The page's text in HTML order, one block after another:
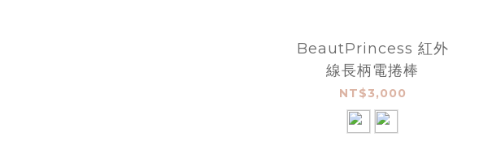
BeautPrincess 紅外
線長柄電捲棒
NT$3,000